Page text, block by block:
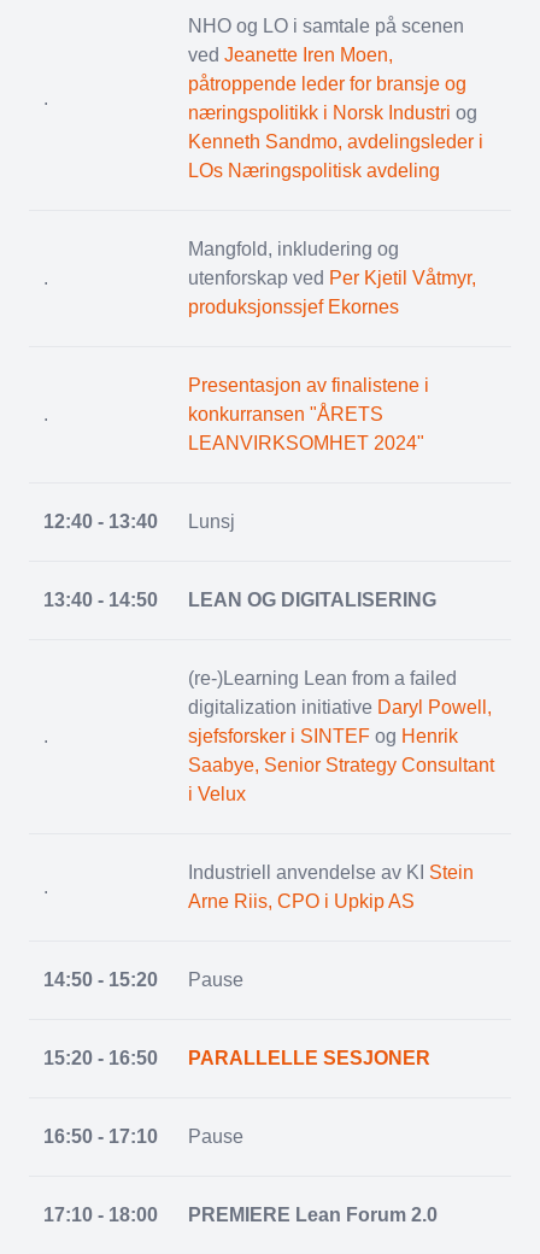
.
NHO og LO i samtale på scenen
ved Jeanette Iren Moen,
påtroppende leder for bransje og
næringspolitikk i Norsk Industri og
Kenneth Sandmo, avdelingsleder i
LOs Næringspolitisk avdeling
.
Mangfold, inkludering og
utenforskap ved Per Kjetil Våtmyr,
produksjonssjef Ekornes
.
Presentasjon av finalistene i
konkurransen "ÅRETS
LEANVIRKSOMHET 2024"
12:40 - 13:40 Lunsj
13:40 - 14:50 LEAN OG DIGITALISERING
.
(re-)Learning Lean from a failed
digitalization initiative Daryl Powell,
sjefsforsker i SINTEF og Henrik
Saabye, Senior Strategy Consultant
i Velux
.
Industriell anvendelse av KI Stein
Arne Riis, CPO i Upkip AS
14:50 - 15:20 Pause
15:20 - 16:50 PARALLELLE SESJONER
16:50 - 17:10 Pause
17:10 - 18:00 PREMIERE Lean Forum 2.0